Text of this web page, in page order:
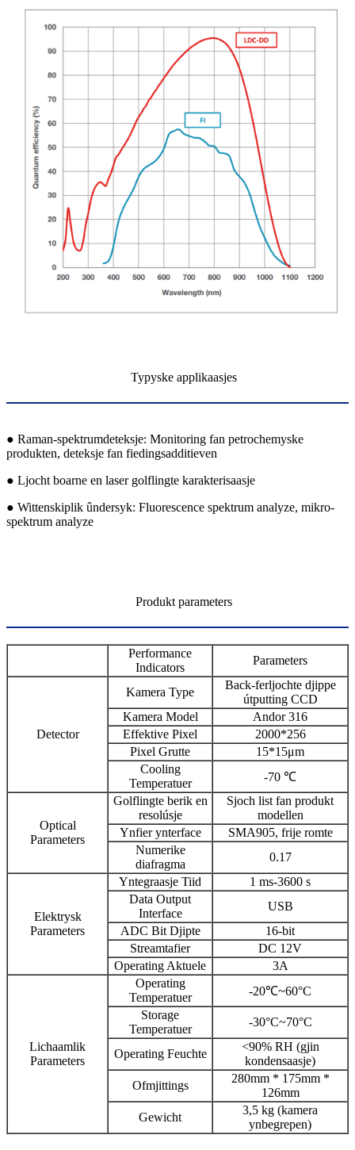
Typyske applikaasjes
● Raman-spektrumdeteksje: Monitoring fan petrochemyske
produkten, deteksje fan fiedingsadditieven
● Ljocht boarne en laser golflingte karakterisaasje
● Wittenskiplik ûndersyk: Fluorescence spektrum analyze, mikro-
spektrum analyze
Produkt parameters
Performance
Indicators
Parameters
Detector
Kamera Type
Back-ferljochte djippe
útputting CCD
Kamera Model
Andor 316
Effektive Pixel
2000*256
Pixel Grutte
15*15μm
Cooling
Temperatuer
-70 ℃
Optical
Parameters
Golflingte berik en
resolúsje
Sjoch list fan produkt
modellen
Ynfier ynterface
SMA905, frije romte
Numerike
diafragma
0.17
Elektrysk
Parameters
Yntegraasje Tiid
1 ms-3600 s
Data Output
Interface
USB
ADC Bit Djipte
16-bit
Streamtafier
DC 12V
Operating Aktuele
3A
Lichaamlik
Parameters
Operating
Temperatuer
-20℃~60°C
Storage
Temperatuer
-30°C~70°C
Operating Feuchte
<90% RH (gjin
kondensaasje)
Ofmjittings
280mm * 175mm *
126mm
Gewicht
3,5 kg (kamera
ynbegrepen)